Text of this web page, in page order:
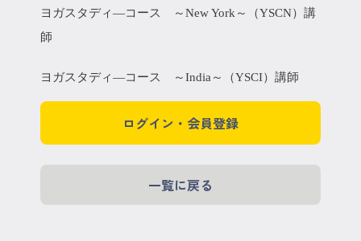
ヨガスタディ―コース ～New York～（YSCN）講
師
ヨガスタディ―コース ～India～（YSCI）講師
ログイン・会員登録
一覧に戻る